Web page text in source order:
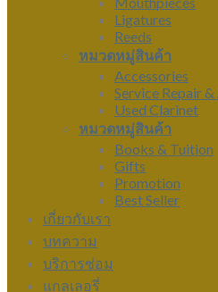
Ligatures
Reeds
หมวดหมู่สินค้า
Accessories
Service Repair
Used Clarinet
หมวดหมู่สินค้า
Books & Tuition
Gifts
Promotion
Best Seller
เกี่ยวกับเรา
บทความ
บริการซ่อม
แกลเลอรี่